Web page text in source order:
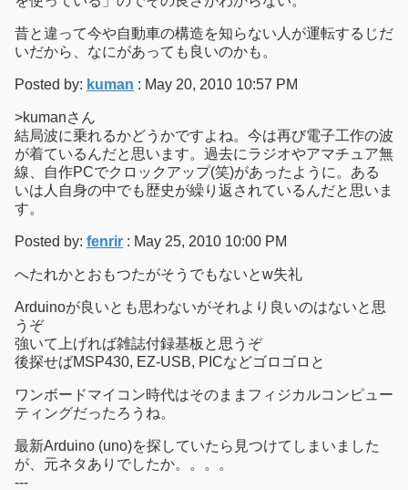
昔と違って今や自動車の構造を知らない人が運転するじだ
いだから、なにがあっても良いのかも。
Posted by: kuman : May 20, 2010 10:57 PM
>kumanさん
結局波に乗れるかどうかですよね。今は再び電子工作の波
が着ているんだと思います。過去にラジオやアマチュア無
線、自作PCでクロックアップ(笑)があったように。ある
いは人自身の中でも歴史が繰り返されているんだと思いま
す。
Posted by: fenrir : May 25, 2010 10:00 PM
へたれかとおもつたがそうでもないとw失礼
Arduinoが良いとも思わないがそれより良いのはないと思
うぞ
強いて上げれば雑誌付録基板と思うぞ
後探せばMSP430, EZ-USB, PICなどゴロゴロと
ワンボードマイコン時代はそのままフィジカルコンピュー
ティングだったろうね。
最新Arduino (uno)を探していたら見つけてしまいました
が、元ネタありでしたか。。。。
---